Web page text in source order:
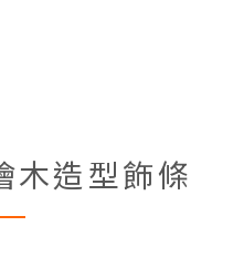
木造型飾條